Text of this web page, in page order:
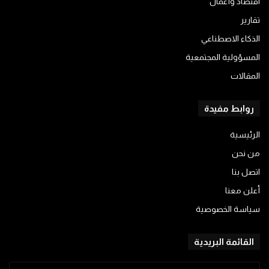
تقارير
الذكاء الاصطناعي
المسؤولية المجتمعية
المقالات
روابط مفيدة
الرئيسية
من نحن
اتصل بنا
أعلن معنا
سياسة الخصوصية
القائمة البريدية